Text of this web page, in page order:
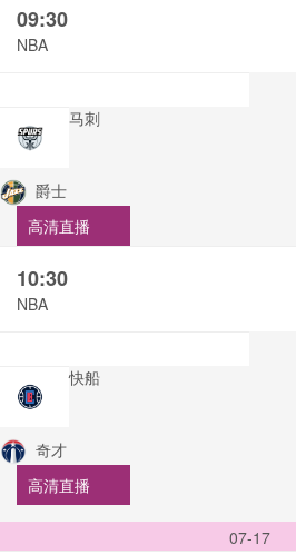
09:30
NBA
马刺
爵士
高清直播
10:30
NBA
快船
奇才
高清直播
07-17